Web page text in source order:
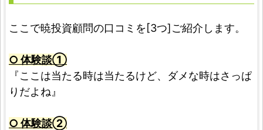
ここで暁投資顧問の口コミを[3つ]ご紹介します。
○ 体験談①
『ここは当たる時は当たるけど、ダメな時はさっぱ
りだよね』
○ 体験談➁